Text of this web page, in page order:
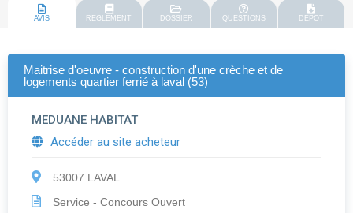
AVIS REGLEMENT DOSSIER QUESTIONS DEPOT
Maitrise d'oeuvre - construction d'une crèche et de
logements quartier ferrié à laval (53)
MEDUANE HABITAT
Accéder au site acheteur
53007 LAVAL
Service - Concours Ouvert